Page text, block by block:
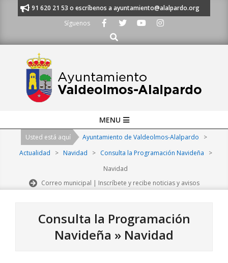
al 91 620 21 53 o escríbenos a ayuntamiento@alalpardo.org
Síguenos
Buscar
Navigation
MENU
Usted está aquí Ayuntamiento de Valdeolmos-Alalpardo
>
Actualidad
> Navidad > Consulta la Programación Navideña
>
Navidad
Correo municipal | Inscríbete y recibe noticias y avisos
Consulta la Programación
Navideña » Navidad